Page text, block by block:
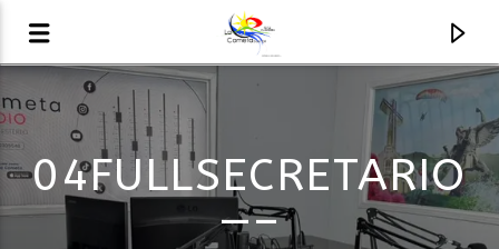
AUDIO EN VIVO
LA COMETA, SEÑALES A CIELO ABIERTO
04FULLSECRETARIO
—–